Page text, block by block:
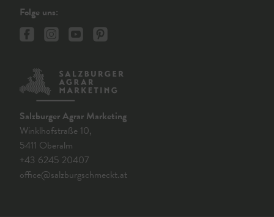
Folge uns:
Salzburger Agrar Marketing
Winklhofstraße 10,
5411 Oberalm
+43 6245 20407
office@salzburgschmeckt.at